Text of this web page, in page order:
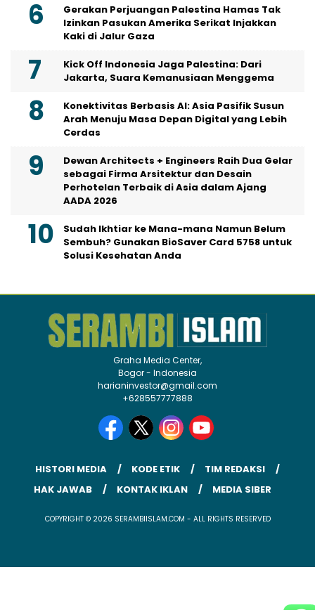
Gerakan Perjuangan Palestina Hamas Tak
Izinkan Pasukan Amerika Serikat Injakkan
Kaki di Jalur Gaza
Kick Off Indonesia Jaga Palestina: Dari
Jakarta, Suara Kemanusiaan Menggema
Konektivitas Berbasis AI: Asia Pasifik Susun
Arah Menuju Masa Depan Digital yang Lebih
Cerdas
Dewan Architects + Engineers Raih Dua Gelar
sebagai Firma Arsitektur dan Desain
Perhotelan Terbaik di Asia dalam Ajang
AADA 2026
Sudah Ikhtiar ke Mana-mana Namun Belum
Sembuh? Gunakan BioSaver Card 5758 untuk
Solusi Kesehatan Anda
Graha Media Center,
Bogor - Indonesia
harianinvestor@gmail.com
+628557777888
HISTORI MEDIA KODE ETIK
TIM REDAKSI
HAK JAWAB
KONTAK IKLAN MEDIA SIBER
COPYRIGHT © 2026 SERAMBIISLAM.COM - ALL RIGHTS RESERVED